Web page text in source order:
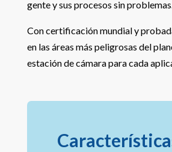
gente y sus procesos sin
Con certificación mundial y
en las áreas más peligrosas del
estación de cámara para cada